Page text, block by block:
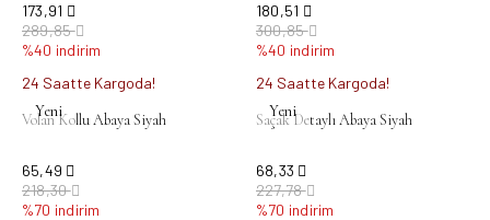
173,91
289,85
%40 indirim
24 Saatte Kargoda!
180,51
300,85
%40 indirim
24 Saatte Kargoda!
Yeni
Volan Kollu Abaya Siyah
65,49
218,30
%70 indirim
Yeni
Saçak Detaylı Abaya Siyah
68,33
227,78
%70 indirim